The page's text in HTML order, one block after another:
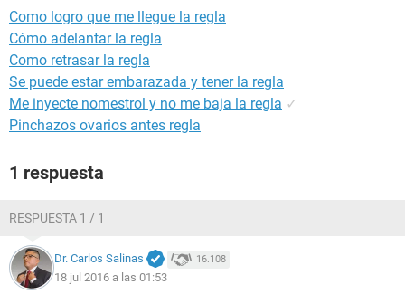
Como logro que me llegue la regla
Cómo adelantar la regla
Como retrasar la regla
Se puede estar embarazada y tener la regla
Me inyecte nomestrol y no me baja la regla ✓
Pinchazos ovarios antes regla
1 respuesta
RESPUESTA 1 / 1
Dr. Carlos Salinas 16.108
18 jul 2016 a las 01:53